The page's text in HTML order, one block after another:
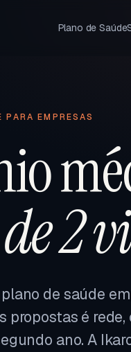
Plano de Saúde
EMPRESAS
2
de saúde
propostas é
ano. A